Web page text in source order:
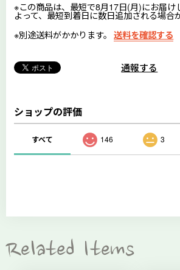
※この商品は、最短で8月17日(月)にお届け
よって、最短到着日に数日追加される場合
※別途送料がかかります。
送料を確認する
通報する
ショップの評価
すべて 146 3
Related Items